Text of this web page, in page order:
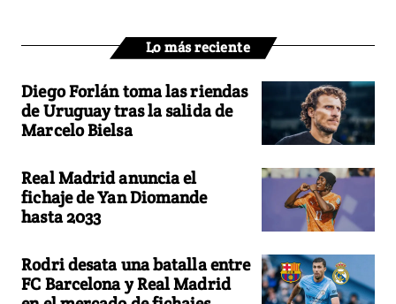
Lo más reciente
Diego Forlán toma las riendas
de Uruguay tras la salida de
Marcelo Bielsa
Real Madrid anuncia el
fichaje de Yan Diomande
hasta 2033
Rodri desata una batalla entre
FC Barcelona y Real Madrid